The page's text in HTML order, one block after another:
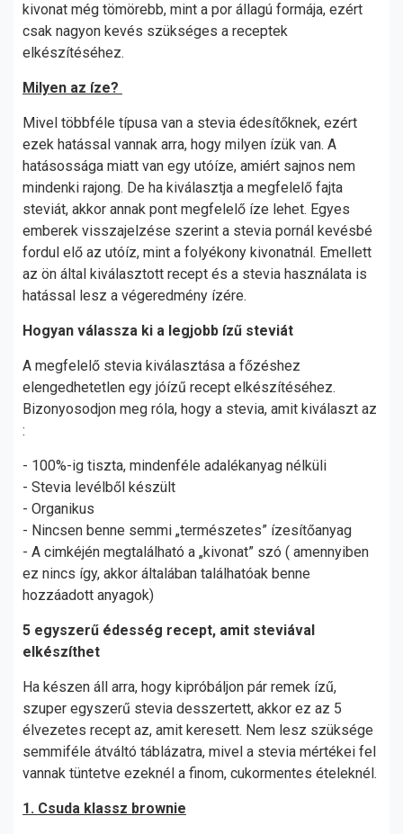
kivonat még tömörebb, mint a por állagú formája, ezért
csak nagyon kevés szükséges a receptek
elkészítéséhez.
Milyen az íze?
Mivel többféle típusa van a stevia édesítőknek, ezért
ezek hatással vannak arra, hogy milyen ízük van. A
hatásossága miatt van egy utóíze, amiért sajnos nem
mindenki rajong. De ha kiválasztja a megfelelő fajta
steviát, akkor annak pont megfelelő íze lehet. Egyes
emberek visszajelzése szerint a stevia pornál kevésbé
fordul elő az utóíz, mint a folyékony kivonatnál. Emellett
az ön által kiválasztott recept és a stevia használata is
hatással lesz a végeredmény ízére.
Hogyan válassza ki a legjobb ízű steviát
A megfelelő stevia kiválasztása a főzéshez
elengedhetetlen egy jóízű recept elkészítéséhez.
Bizonyosodjon meg róla, hogy a stevia, amit kiválaszt az
:
- 100%-ig tiszta, mindenféle adalékanyag nélküli
- Stevia levélből készült
- Organikus
- Nincsen benne semmi „természetes” ízesítőanyag
- A cimkéjén megtalálható a „kivonat” szó ( amennyiben
ez nincs így, akkor általában találhatóak benne
hozzáadott anyagok)
5 egyszerű édesség recept, amit steviával
elkészíthet
Ha készen áll arra, hogy kipróbáljon pár remek ízű,
szuper egyszerű stevia desszertett, akkor ez az 5
élvezetes recept az, amit keresett. Nem lesz szüksége
semmiféle átváltó táblázatra, mivel a stevia mértékei fel
vannak tüntetve ezeknél a finom, cukormentes ételeknél.
1. Csuda klassz brownie